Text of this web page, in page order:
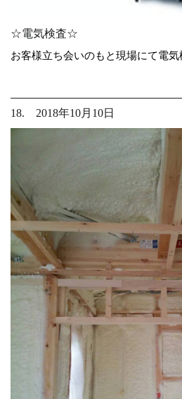
☆電気検査☆
お客様立ち会いのもと現場にて電
18. 2018年10月10日